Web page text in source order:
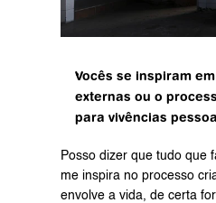
Vocês se inspiram
externas ou o
para vivências
Posso dizer que tudo que
me inspira no processo
envolve a vida, de certa